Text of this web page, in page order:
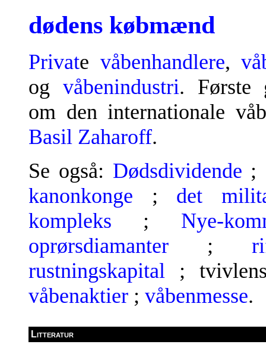
dødens købmænd
Private våbenhandlere,
og våbenindustri. Første
om den internationale
Basil Zaharoff.
Se også: Dødsdividende ;
kanonkonge ; det
kompleks ; Nye-
oprørsdiamanter ;
rustningskapital ;
våbenaktier ; våbenmesse.
Litteratur